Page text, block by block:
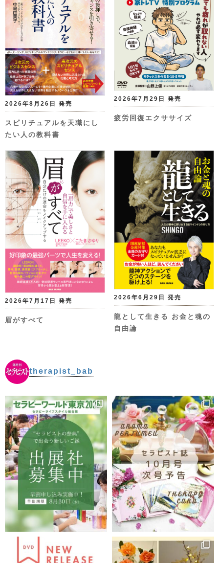
2026年8月26日 発売
スピリチュアルを天職にし
たい人の教科書
2026年7月29日 発売
疲労回復エクササイズ
2026年7月17日 発売
眉がすべて
2026年6月29日 発売
龍として生きる お金と魂の
自由論
therapist_bab